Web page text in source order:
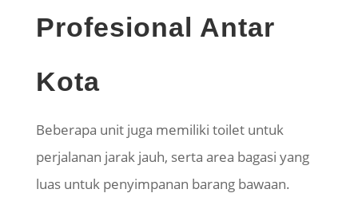
Profesional Antar
Kota
Beberapa unit juga memiliki toilet untuk
perjalanan jarak jauh, serta area bagasi yang
luas untuk penyimpanan barang bawaan.